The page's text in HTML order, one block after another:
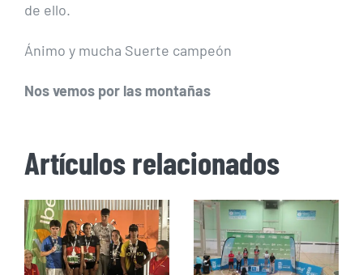
de ello.
Ánimo y mucha Suerte campeón
Nos vemos por las montañas
Artículos relacionados